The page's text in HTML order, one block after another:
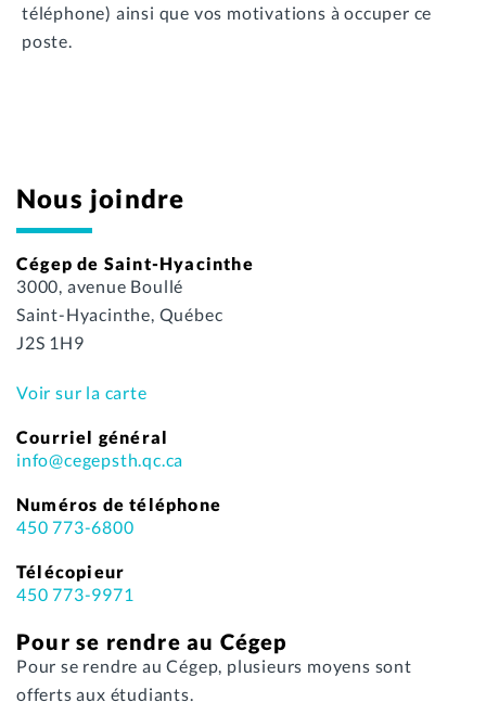
téléphone) ainsi que vos motivations à occuper ce
poste.
Nous joindre
Cégep de Saint-Hyacinthe
3000, avenue Boullé
Saint-Hyacinthe, Québec
J2S 1H9
Voir sur la carte
Courriel général
info@cegepsth.qc.ca
Numéros de téléphone
450 773-6800
Télécopieur
450 773-9971
Pour se rendre au Cégep
Pour se rendre au Cégep, plusieurs moyens sont
offerts aux étudiants.